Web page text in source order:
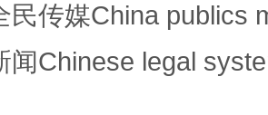
民传媒China publics
闻Chinese legal